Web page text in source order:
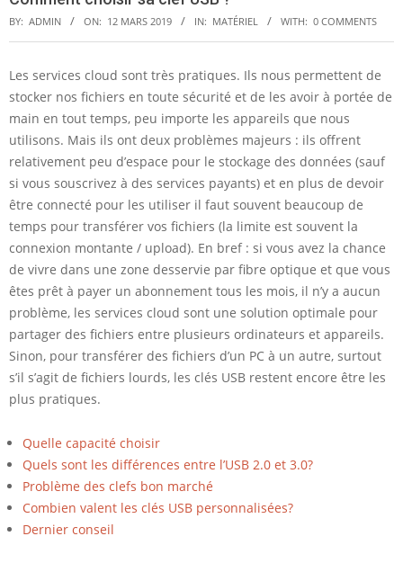
BY: ADMIN ON: 12 MARS 2019 IN: MATÉRIEL WITH: 0 COMMENTS
C
o
m
m
e
n
t
c
h
o
i
i
r
s
a
Les services cloud sont très pratiques. Ils nous permettent de
stocker nos fichiers en toute sécurité et de les avoir à portée de
main en tout temps, peu importe les appareils que nous
utilisons. Mais ils ont deux problèmes majeurs : ils offrent
relativement peu d’espace pour le stockage des données (sauf
si vous souscrivez à des services payants) et en plus de devoir
être connecté pour les utiliser il faut souvent beaucoup de
temps pour transférer vos fichiers (la limite est souvent la
connexion montante / upload). En bref : si vous avez la chance
de vivre dans une zone desservie par fibre optique et que vous
êtes prêt à payer un abonnement tous les mois, il n’y a aucun
problème, les services cloud sont une solution optimale pour
partager des fichiers entre plusieurs ordinateurs et appareils.
Sinon, pour transférer des fichiers d’un PC à un autre, surtout
s’il s’agit de fichiers lourds, les clés USB restent encore être les
plus pratiques.
Quelle capacité choisir
Quels sont les différences entre l’USB 2.0 et 3.0?
Problème des clefs bon marché
Combien valent les clés USB personnalisées?
Dernier conseil